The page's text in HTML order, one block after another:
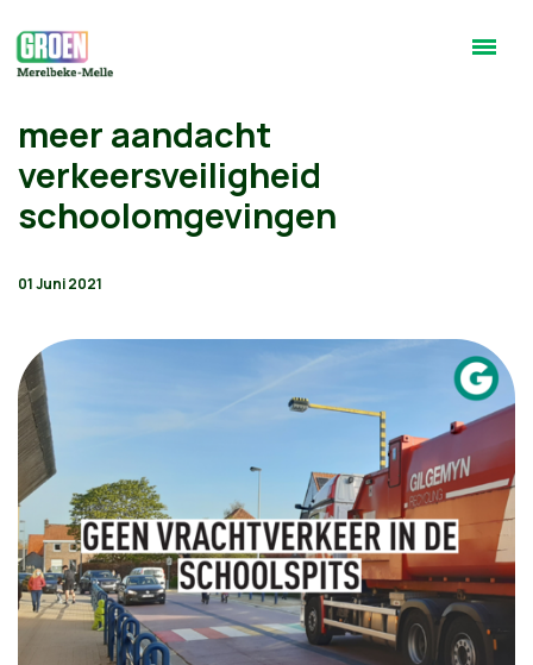
meer aandacht
verkeersveiligheid
schoolomgevingen
01 Juni 2021